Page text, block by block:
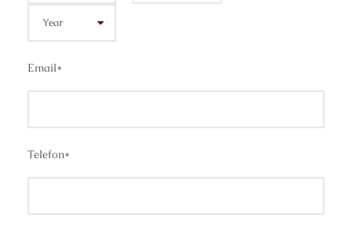
Email*
Telefon*